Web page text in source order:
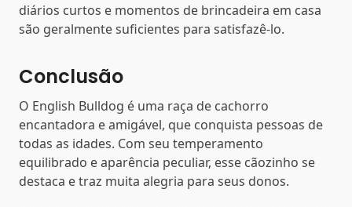
diários curtos e momentos de brincadeira em casa
são geralmente suficientes para satisfazê-lo.
Conclusão
O English Bulldog é uma raça de cachorro
encantadora e amigável, que conquista pessoas de
todas as idades. Com seu temperamento
equilibrado e aparência peculiar, esse cãozinho se
destaca e traz muita alegria para seus donos.